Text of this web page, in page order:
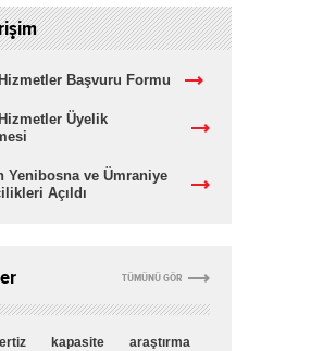
Başvuru Formu
Üyelik
Yenibosna ve Ümraniye
Açıldı
TÜMÜNÜ GÖR
kapasite araştırma